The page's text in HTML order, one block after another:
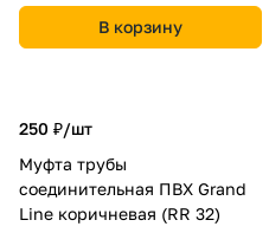
В корзину
250 ₽/шт
Муфта трубы
соединительная ПВХ Grand
Line коричневая (RR 32)